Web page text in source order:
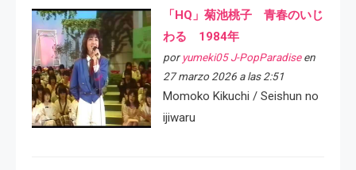
「HQ」菊池桃子 青春のいじ
わる 1984年
por yumeki05 J-PopParadiseen
27 marzo 2026 a las 2:51
Momoko Kikuchi / Seishun no
ijiwaru